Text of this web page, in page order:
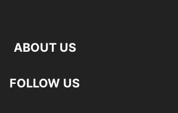
ABOUT US
FOLLOW US